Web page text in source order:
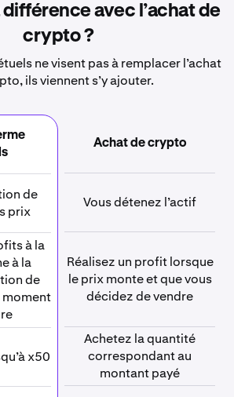
avec l’achat de
crypto ?
ne visent pas à remplacer l’achat
ils viennent s’y ajouter.
de
prix
à la
à la
de
x50
Achat de crypto
Vous détenez l’actif
Réalisez un profit lorsque
le prix monte et que vous
décidez de vendre
Achetez la quantité
correspondant au
montant payé